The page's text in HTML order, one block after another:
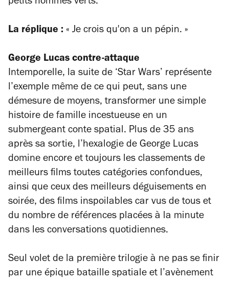
La réplique : « Je crois qu'on a un pépin. »
George Lucas contre-attaque
Intemporelle, la suite de ‘Star Wars’ représente
l’exemple même de ce qui peut, sans une
démesure de moyens, transformer une simple
histoire de famille incestueuse en un
submergeant conte spatial. Plus de 35 ans
après sa sortie, l’hexalogie de George Lucas
domine encore et toujours les classements de
meilleurs films toutes catégories confondues,
ainsi que ceux des meilleurs déguisements en
soirée, des films inspoilables car vus de tous et
du nombre de références placées à la minute
dans les conversations quotidiennes.
Seul volet de la première trilogie à ne pas se finir
par une épique bataille spatiale et l’avènement